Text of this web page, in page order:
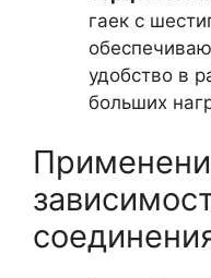
гаек с
удобство в
больших